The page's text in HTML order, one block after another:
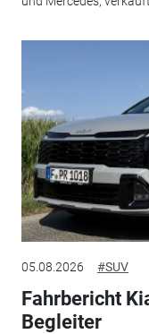
05.08.2026 #SUV
Fahrbericht
Begleiter